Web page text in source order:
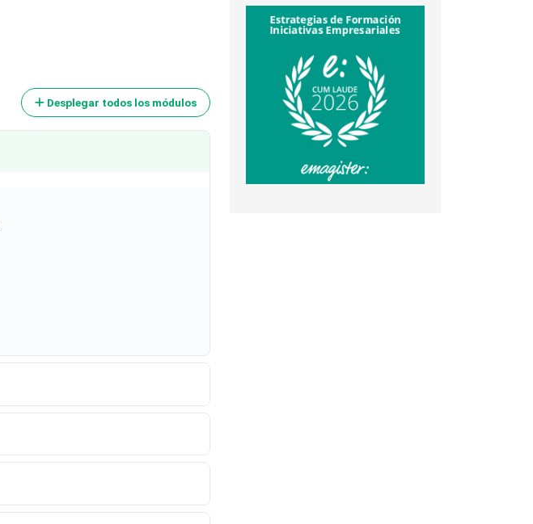
Desplegar todos los módulos